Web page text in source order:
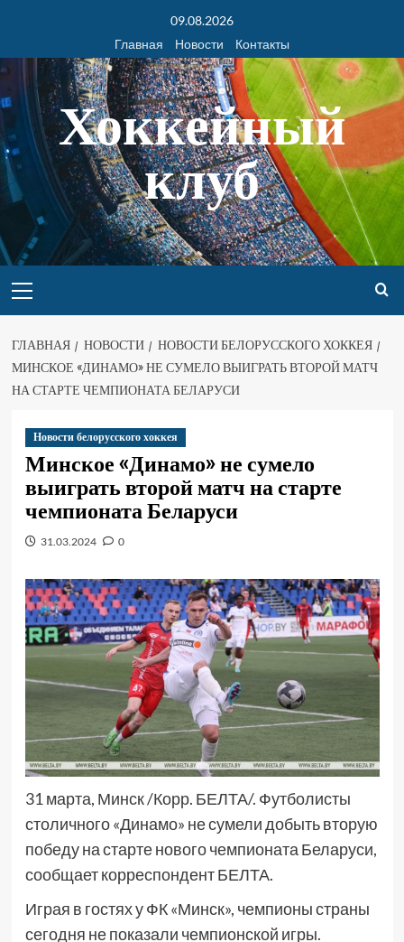
09.08.2026
Главная
Новости Контакты
Хоккейный
клуб
ГЛАВНАЯ НОВОСТИ
НОВОСТИ БЕЛОРУССКОГО ХОККЕЯ
МИНСКОЕ «ДИНАМО» НЕ СУМЕЛО ВЫИГРАТЬ ВТОРОЙ МАТЧ
НА СТАРТЕ ЧЕМПИОНАТА БЕЛАРУСИ
Новости белорусского хоккея
Минское «Динамо» не сумело
выиграть второй матч на старте
чемпионата Беларуси
31.03.2024 0
31 марта, Минск /Корр. БЕЛТА/. Футболисты
столичного «Динамо» не сумели добыть вторую
победу на старте нового чемпионата Беларуси,
сообщает корреспондент БЕЛТА.
Играя в гостях у ФК «Минск», чемпионы страны
сегодня не показали чемпионской игры.